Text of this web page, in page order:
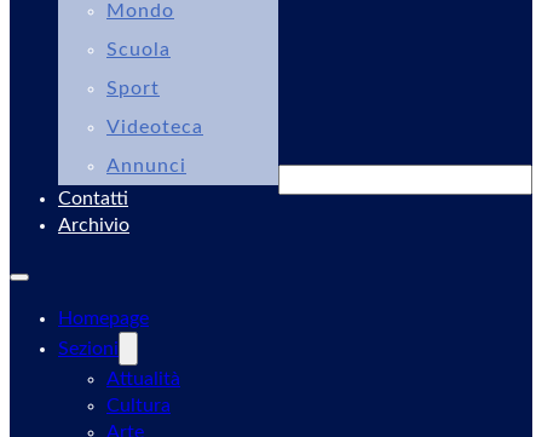
Mondo
Scuola
Sport
Videoteca
Annunci
Contatti
Archivio
Homepage
Sezioni
Attualità
Cultura
Arte